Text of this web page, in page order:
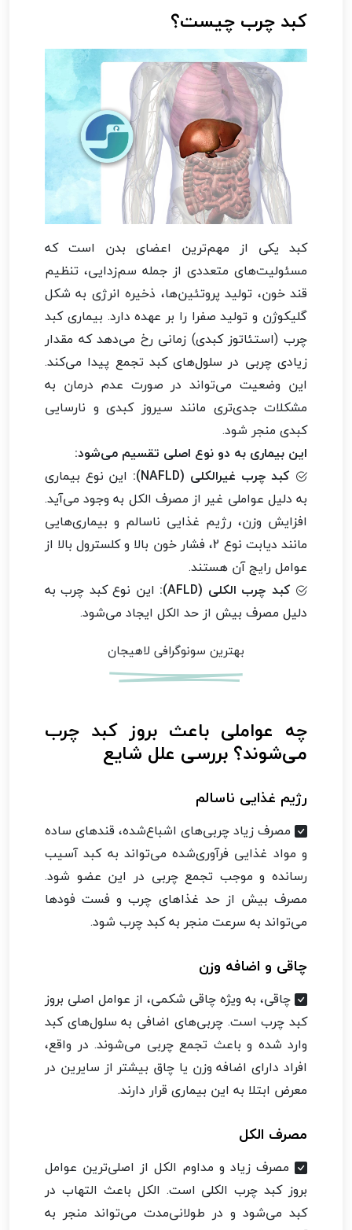
کبد چرب چیست؟
کبد یکی از مهم‌ترین اعضای بدن است که
مسئولیت‌های متعددی از جمله سم‌زدایی، تنظیم
قند خون، تولید پروتئین‌ها، ذخیره انرژی به شکل
گلیکوژن و تولید صفرا را بر عهده دارد. بیماری کبد
چرب (استئاتوز کبدی) زمانی رخ می‌دهد که مقدار
زیادی چربی در سلول‌های کبد تجمع پیدا می‌کند.
این وضعیت می‌تواند در صورت عدم درمان به
مشکلات جدی‌تری مانند سیروز کبدی و نارسایی
کبدی منجر شود.
این بیماری به دو نوع اصلی تقسیم می‌شود:
کبد چرب غیرالکلی (NAFLD):
این نوع بیماری
به دلیل عواملی غیر از مصرف الکل به وجود می‌آید.
افزایش وزن، رژیم غذایی ناسالم و بیماری‌هایی
مانند دیابت نوع 2، فشار خون بالا و کلسترول بالا از
عوامل رایج آن هستند.
کبد چرب الکلی (AFLD):
این نوع کبد چرب به
دلیل مصرف بیش از حد الکل ایجاد می‌شود.
بهترین سونوگرافی لاهیجان
چه عواملی باعث بروز کبد چرب
می‌شوند؟ بررسی علل شایع
رژیم غذایی ناسالم
مصرف زیاد چربی‌های اشباع‌شده، قندهای ساده
و مواد غذایی فرآوری‌شده می‌تواند به کبد آسیب
رسانده و موجب تجمع چربی در این عضو شود.
مصرف بیش از حد غذاهای چرب و فست فودها
می‌تواند به سرعت منجر به کبد چرب شود.
چاقی و اضافه وزن
چاقی، به ویژه چاقی شکمی، از عوامل اصلی بروز
کبد چرب است. چربی‌های اضافی به سلول‌های کبد
وارد شده و باعث تجمع چربی می‌شوند. در واقع،
افراد دارای اضافه وزن یا چاق بیشتر از سایرین در
معرض ابتلا به این بیماری قرار دارند.
مصرف الکل
مصرف زیاد و مداوم الکل از اصلی‌ترین عوامل
بروز کبد چرب الکلی است. الکل باعث التهاب در
کبد می‌شود و در طولانی‌مدت می‌تواند منجر به